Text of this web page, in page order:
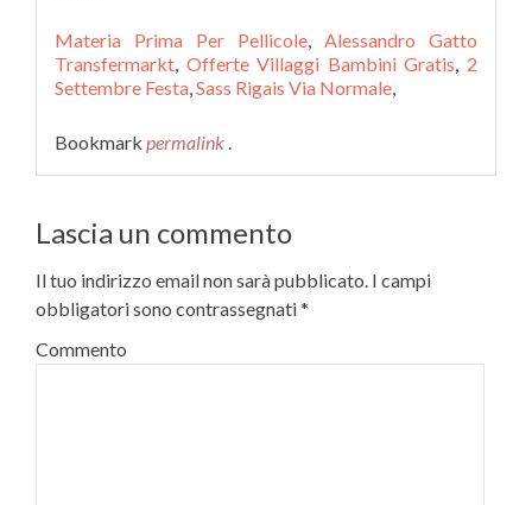
Materia Prima Per Pellicole, Alessandro Gatto
Transfermarkt, Offerte Villaggi Bambini Gratis, 2
Settembre Festa,Sass Rigais Via Normale,
Bookmark permalink .
Lascia un commento
Il tuo indirizzo email non sarà pubblicato. I campi
obbligatori sono contrassegnati*
Commento